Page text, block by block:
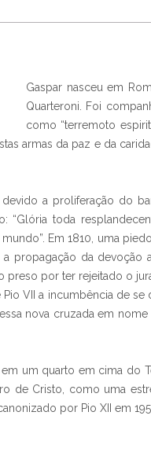
Gaspar nasceu em
Quarteroni. Foi
como “terremoto
armas da paz e da
a proliferação do
“Glória toda
Em 1810, uma
propagação da devoção
preso por ter rejeitado o
VII a incumbência de
nova cruzada em
um quarto em cima do
de Cristo, como uma
por Pio XII em